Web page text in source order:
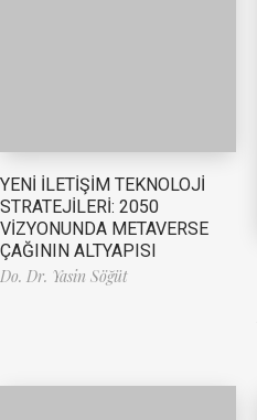
YENİ İLETİŞİM TEKNOLOJİ
STRATEJİLERİ: 2050
VİZYONUNDA METAVERSE
ÇAĞININ ALTYAPISI
Do. Dr. Yasin Söğüt